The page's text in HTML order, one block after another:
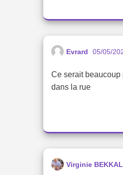
Evrard 05/05/
Ce serait
dans la rue
Virginie